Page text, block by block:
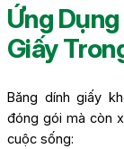
Ứng
Giấy
Băng dính giấy
đóng gói mà còn
cuộc sống: